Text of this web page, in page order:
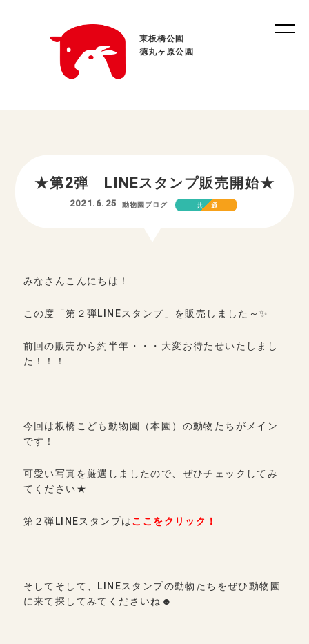
東板橋公園
徳丸ヶ原公園
★第2弾 LINEスタンプ販売開始★
2021.6.25 動物園ブログ 共通
みなさんこんにちは！
この度「第２弾LINEスタンプ」を販売しました～✨
前回の販売から約半年・・・大変お待たせいたしまし
た！！！
今回は板橋こども動物園（本園）の動物たちがメイン
です！
可愛い写真を厳選しましたので、ぜひチェックしてみ
てください★
第２弾LINEスタンプはここをクリック！
そしてそして、LINEスタンプの動物たちをぜひ動物園
に来て探してみてくださいね☻